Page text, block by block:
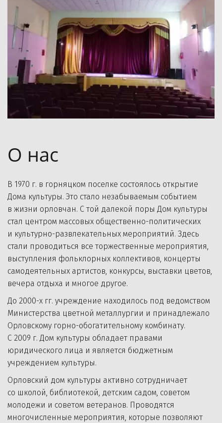
О нас
В 1970 г. в горняцком поселке состоялось открытие
Дома культуры. Это стало незабываемым событием
в жизни орловчан. C той далекой поры Дом культуры
стал центром массовых общественно-политических
и культурно-развлекательных мероприятий. Здесь
стали проводиться все торжественные мероприятия,
выступления фольклорных коллективов, концерты
самодеятельных артистов, конкурсы, выставки цветов,
вечера отдыха и многое другое.
До 2000-х гг. учреждение находилось под ведомством
Министерства цветной металлургии и принадлежало
Орловскому горно-обогатительному комбинату.
С 2009 г. Дом культуры обладает правами
юридического лица и является бюджетным
учреждением культуры.
Орловский дом культуры активно сотрудничает
со школой, библиотекой, детским садом, советом
молодежи и советом ветеранов. Проводятся
многочисленные мероприятия, которые позволяют